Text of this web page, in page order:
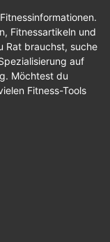
Fitnessartikeln und
Rat brauchst, suche
auf
Möchtest du
Fitness-Tools